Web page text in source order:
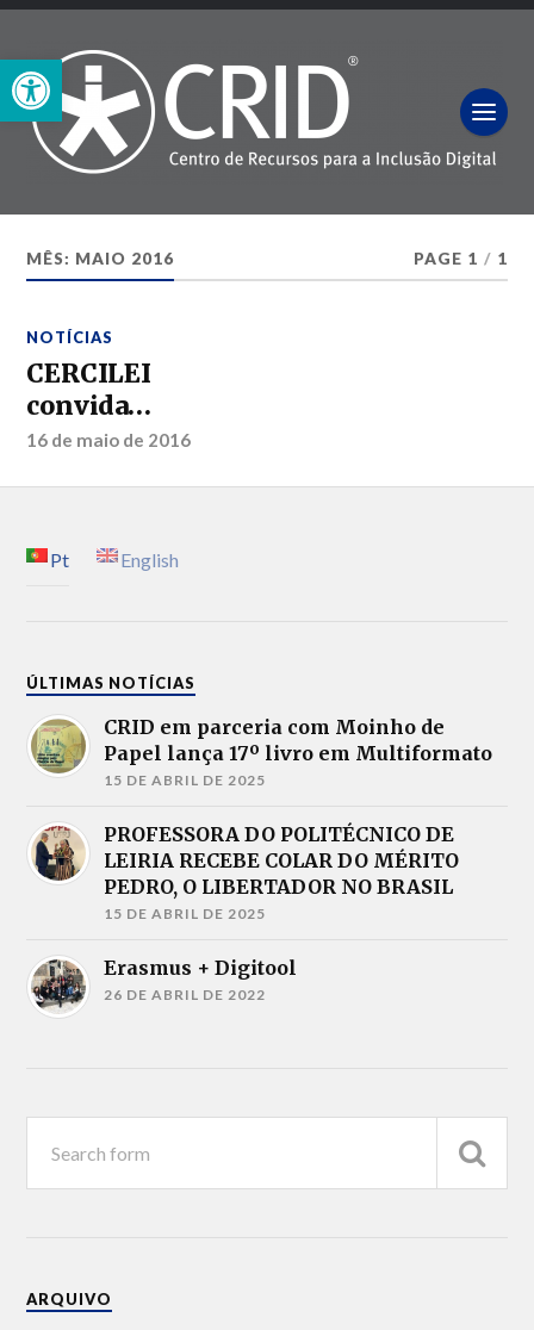
Open toolbar
MÊS: MAIO 2016 PAGE 1 / 1
NOTÍCIAS
CERCILEI
convida…
16 de maio de 2016
Pt English
ÚLTIMAS NOTÍCIAS
CRID em parceria com Moinho de
Papel lança 17º livro em Multiformato
15 DE ABRIL DE 2025
PROFESSORA DO POLITÉCNICO DE
LEIRIA RECEBE COLAR DO MÉRITO
PEDRO, O LIBERTADOR NO BRASIL
15 DE ABRIL DE 2025
Erasmus + Digitool
26 DE ABRIL DE 2022
ARQUIVO